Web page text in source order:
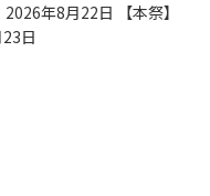
2026年8月22日 【本祭】
日